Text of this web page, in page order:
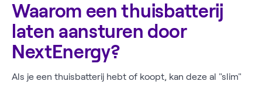
Waarom een thuisbatterij
laten aansturen door
NextEnergy?
Als je een thuisbatterij hebt of koopt, kan deze al "slim"